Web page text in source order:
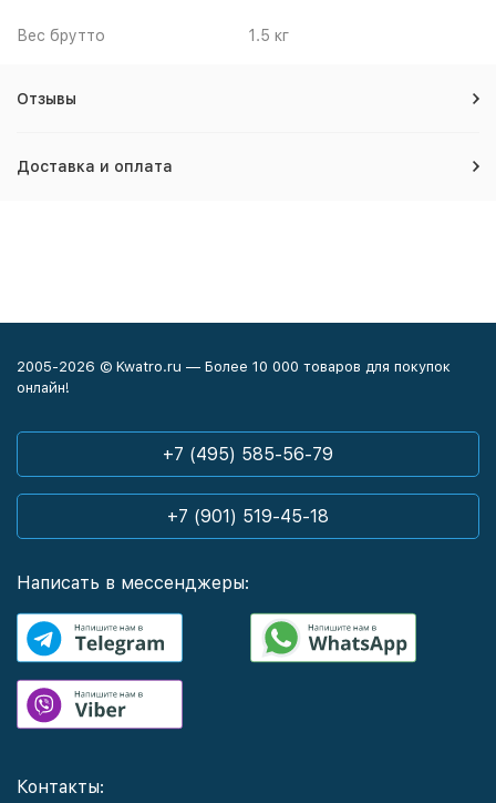
Вес брутто 1.5 кг
Отзывы
Доставка и оплата
2005-2026 © Kwatro.ru — Более 10 000 товаров для покупок
онлайн!
+7 (495) 585-56-79
+7 (901) 519-45-18
Написать в мессенджеры:
Контакты: